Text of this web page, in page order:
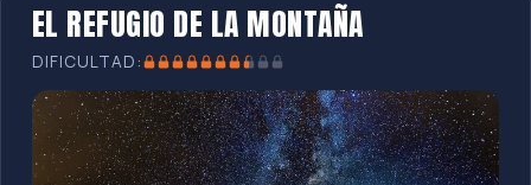
EL REFUGIO DE LA MONTAÑA
DIFICULTAD: